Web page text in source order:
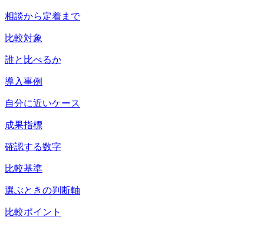
相談から定着まで
比較対象
誰と比べるか
導入事例
自分に近いケース
成果指標
確認する数字
比較基準
選ぶときの判断軸
比較ポイント